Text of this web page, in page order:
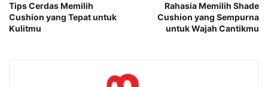
Tips Cerdas Memilih
Cushion yang Tepat untuk
Kulitmu
Rahasia Memilih Shade
Cushion yang Sempurna
untuk Wajah Cantikmu